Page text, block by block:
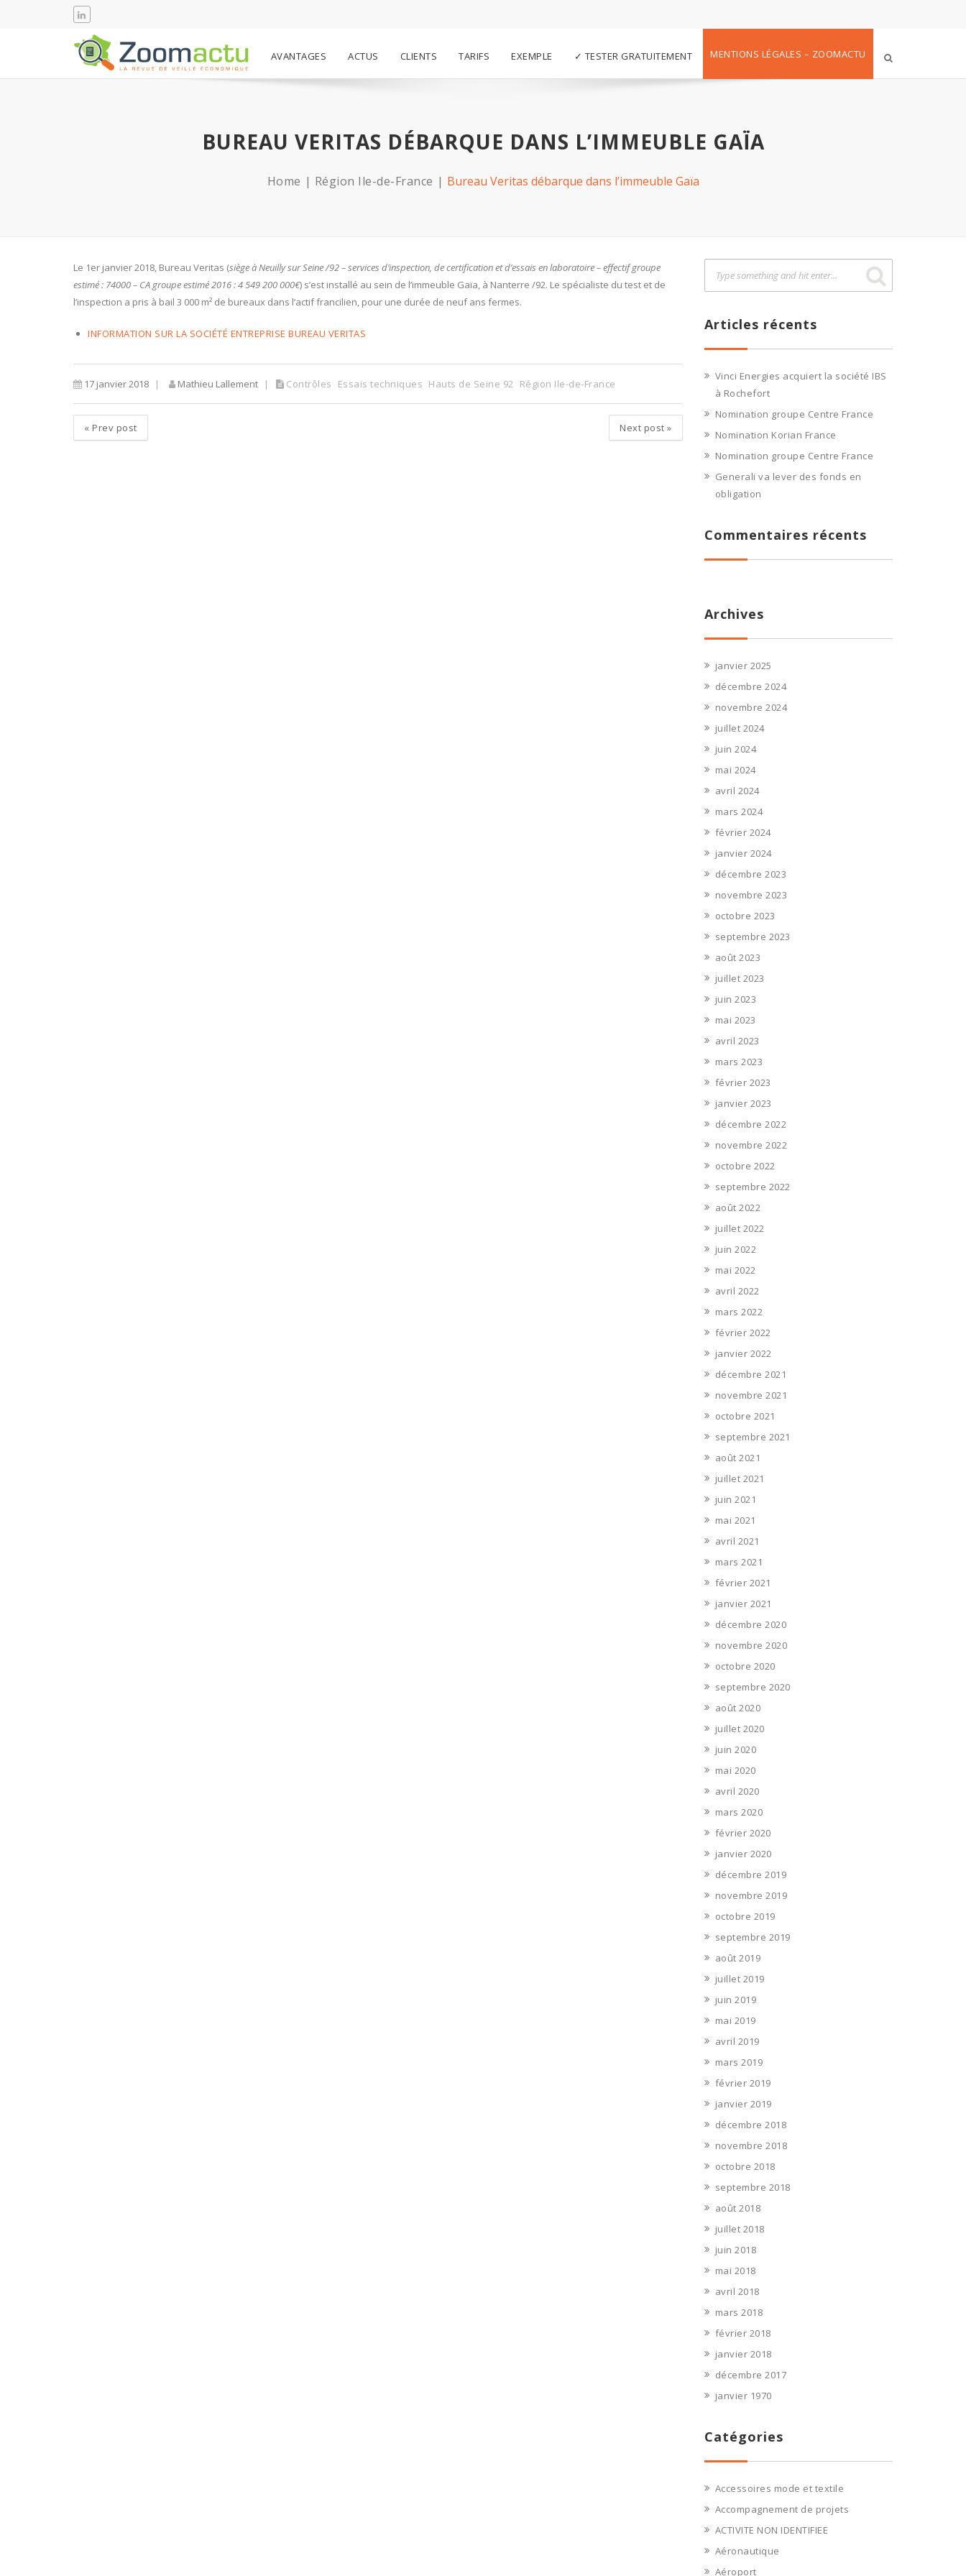
AVANTAGES ACTUS CLIENTS TARIFS EXEMPLE ✓ TESTER GRATUITEMENT MENTIONS LÉGALES – ZOOMACTU
BUREAU VERITAS DÉBARQUE DANS L’IMMEUBLE GAÏA
Home Région Ile-de-France Bureau Veritas débarque dans l’immeuble Gaïa
Le 1er janvier 2018, Bureau Veritas (siège à Neuilly sur Seine /92 – services d’inspection, de certification et d’essais en laboratoire – effectif groupe
estimé : 74000 – CA groupe estimé 2016 : 4 549 200 000€) s’est installé au sein de l’immeuble Gaïa, à Nanterre /92. Le spécialiste du test et de
l’inspection a pris à bail 3 000 m² de bureaux dans l’actif francilien, pour une durée de neuf ans fermes.
INFORMATION SUR LA SOCIÉTÉ ENTREPRISE BUREAU VERITAS
17 janvier 2018 Mathieu Lallement Contrôles Essais techniques Hauts de Seine 92 Région Ile-de-France
« Prev post Next post »
Articles récents
Vinci Energies acquiert la société IBS
à Rochefort
Nomination groupe Centre France
Nomination Korian France
Nomination groupe Centre France
Generali va lever des fonds en
obligation
Commentaires récents
Archives
janvier 2025
décembre 2024
novembre 2024
juillet 2024
juin 2024
mai 2024
avril 2024
mars 2024
février 2024
janvier 2024
décembre 2023
novembre 2023
octobre 2023
septembre 2023
août 2023
juillet 2023
juin 2023
mai 2023
avril 2023
mars 2023
février 2023
janvier 2023
décembre 2022
novembre 2022
octobre 2022
septembre 2022
août 2022
juillet 2022
juin 2022
mai 2022
avril 2022
mars 2022
février 2022
janvier 2022
décembre 2021
novembre 2021
octobre 2021
septembre 2021
août 2021
juillet 2021
juin 2021
mai 2021
avril 2021
mars 2021
février 2021
janvier 2021
décembre 2020
novembre 2020
octobre 2020
septembre 2020
août 2020
juillet 2020
juin 2020
mai 2020
avril 2020
mars 2020
février 2020
janvier 2020
décembre 2019
novembre 2019
octobre 2019
septembre 2019
août 2019
juillet 2019
juin 2019
mai 2019
avril 2019
mars 2019
février 2019
janvier 2019
décembre 2018
novembre 2018
octobre 2018
septembre 2018
août 2018
juillet 2018
juin 2018
mai 2018
avril 2018
mars 2018
février 2018
janvier 2018
décembre 2017
janvier 1970
Catégories
Accessoires mode et textile
Accompagnement de projets
ACTIVITE NON IDENTIFIEE
Aéronautique
Aéroport